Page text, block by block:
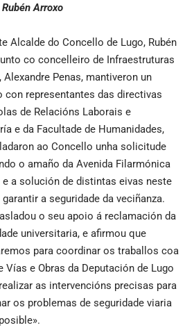
Arroxo
Alcalde do Concello de Lugo, Rubén
co concelleiro de Infraestruturas
Alexandre Penas, mantiveron un
con representantes das directivas
de Relacións Laborais e
e da Facultade de Humanidades,
ao Concello unha solicitude
o amaño da Avenida Filarmónica
e a solución de distintas eivas neste
a seguridade da veciñanza.
o seu apoio á reclamación da
universitaria, e afirmou que
para coordinar os traballos coa
Vías e Obras da Deputación de Lugo
as intervencións precisas para
os problemas de seguridade viaria